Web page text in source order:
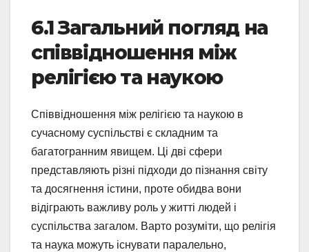
6.1 Загальний погляд на
співвідношення між
релігією та наукою
Співвідношення між релігією та наукою в
сучасному суспільстві є складним та
багатогранним явищем. Ці дві сфери
представляють різні підходи до пізнання світу
та досягнення істини, проте обидва вони
відіграють важливу роль у житті людей і
суспільства загалом. Варто розуміти, що релігія
та наука можуть існувати паралельно,